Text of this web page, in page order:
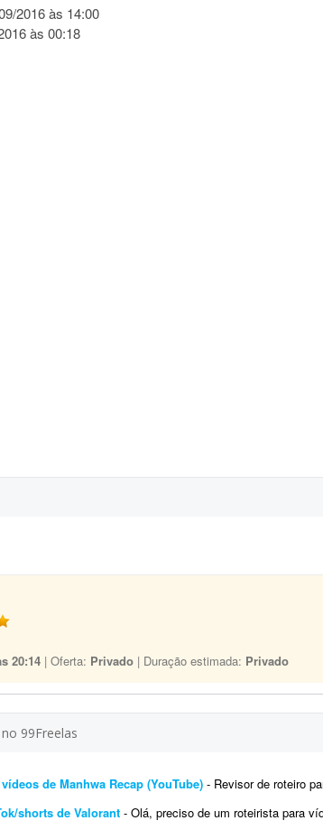
2016 às 14:00
às 00:18
20:14 | Oferta: Privado | Duração estimada: Privado
99Freelas
de Manhwa Recap (YouTube) - Revisor de roteiro para Manhwa
shorts de Valorant - Olá, preciso de um roteirista para vídeos curtos do jogo